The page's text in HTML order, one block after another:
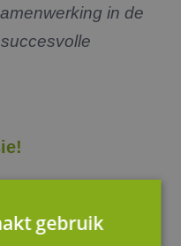
in de
Finance
het integreren en
gebruik